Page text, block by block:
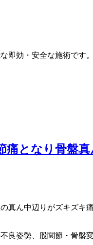
即効・安全な施術です
痛となり骨盤
真ん中辺りがズキズ
良姿勢、股関節・骨盤